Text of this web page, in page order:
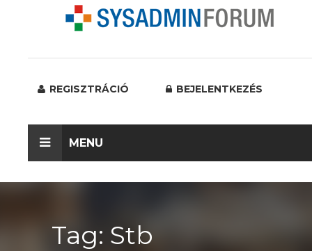
REGISZTRÁCIÓ BEJELENTKEZÉS
MENU
Tag: Stb